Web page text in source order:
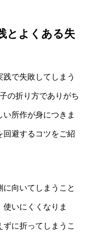
とよくある失
で失敗してしまう
の折り方でありがち
所作が身につきま
回避するコツをご紹
向いてしまうこと
いにくくなりま
に折ってしまうこ